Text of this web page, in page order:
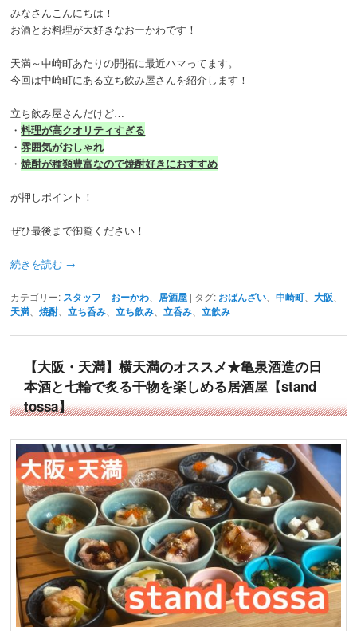
みなさんこんにちは！
お酒とお料理が大好きなおーかわです！
天満～中崎町あたりの開拓に最近ハマってます。
今回は中崎町にある立ち飲み屋さんを紹介します！
立ち飲み屋さんだけど…
・料理が高クオリティすぎる
・雰囲気がおしゃれ
・焼酎が種類豊富なので焼酎好きにおすすめ
が押しポイント！
ぜひ最後まで御覧ください！
続きを読む →
カテゴリー: スタッフ おーかわ 居酒屋 | タグ: おばんざい 、中崎町、大阪
天満 、焼酎、立ち呑み 、立ち飲み 、立呑み 、立飲み
【大阪・天満】横天満のオススメ★亀泉酒造の日
本酒と七輪で炙る干物を楽しめる居酒屋【stand
tossa】